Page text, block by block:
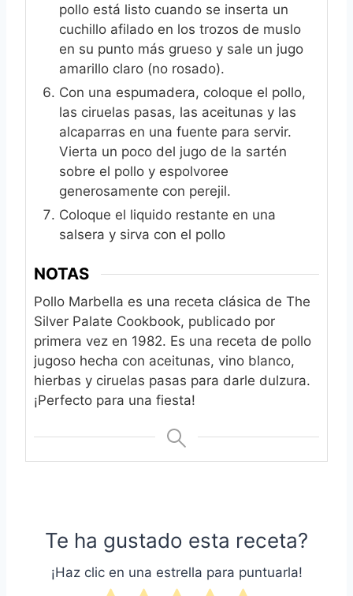
pollo está listo cuando se inserta un
cuchillo afilado en los trozos de muslo
en su punto más grueso y sale un jugo
amarillo claro (no rosado).
Con una espumadera, coloque el pollo,
las ciruelas pasas, las aceitunas y las
alcaparras en una fuente para servir.
Vierta un poco del jugo de la sartén
sobre el pollo y espolvoree
generosamente con perejil.
Coloque el liquido restante en una
salsera y sirva con el pollo
NOTAS
Pollo Marbella es una receta clásica de The
Silver Palate Cookbook, publicado por
primera vez en 1982. Es una receta de pollo
jugoso hecha con aceitunas, vino blanco,
hierbas y ciruelas pasas para darle dulzura.
¡Perfecto para una fiesta!
Te ha gustado esta receta?
¡Haz clic en una estrella para puntuarla!